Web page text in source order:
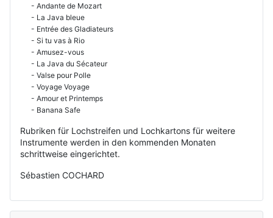
- Andante de Mozart
- La Java bleue
- Entrée des Gladiateurs
- Si tu vas à Rio
- Amusez-vous
- La Java du Sécateur
- Valse pour Polle
- Voyage Voyage
- Amour et Printemps
- Banana Safe
Rubriken für Lochstreifen und Lochkartons für weitere
Instrumente werden in den kommenden Monaten
schrittweise eingerichtet.
Sébastien COCHARD